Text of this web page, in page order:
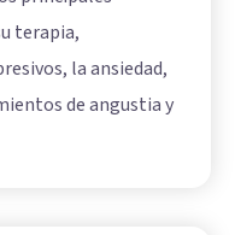
terapia,
la ansiedad,
de angustia y